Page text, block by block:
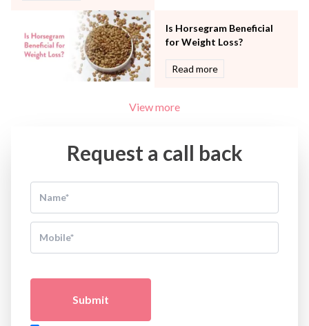
Is Horsegram Beneficial
for Weight Loss?
Read more
View more
Request a call back
Submit